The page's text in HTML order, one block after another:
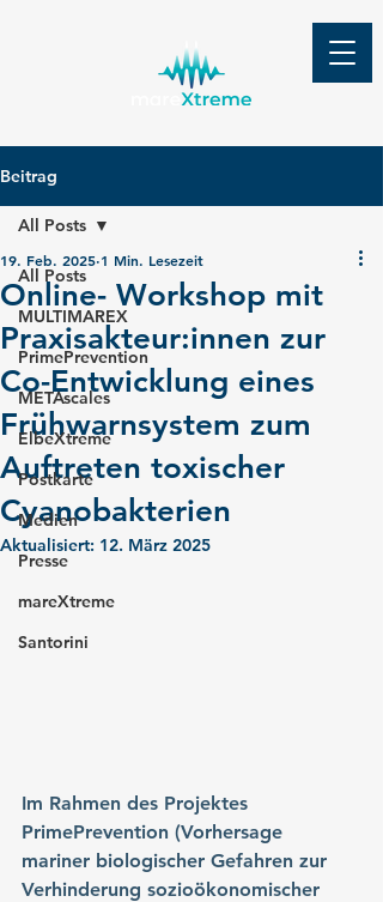
Beitrag
All Posts
MULTIMAREX
PrimePrevention
METAscales
ElbeXtreme
Postkarte
Medien
Presse
mareXtreme
Santorini
All Posts
Online- Workshop mit
Praxisakteur:innen zur
Co-Entwicklung eines
Frühwarnsystem zum
Auftreten toxischer
Cyanobakterien
19. Feb. 2025 1 Min. Lesezeit
Aktualisiert: 12. März 2025
Im Rahmen des Projektes
PrimePrevention (Vorhersage
mariner biologischer Gefahren zur
Verhinderung sozioökonomischer